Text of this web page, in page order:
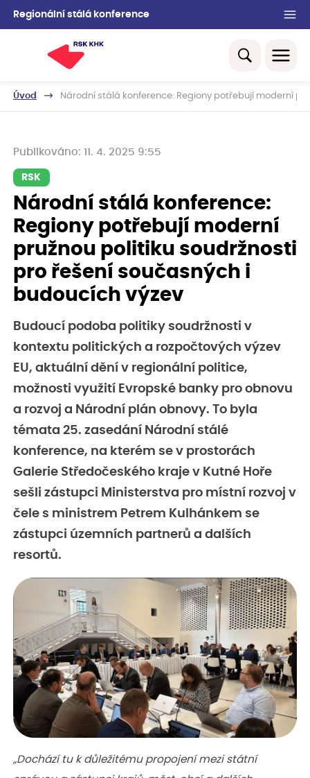
Regionální stálá konference
Úvod Národní stálá konference: Regiony potřebují moderní
Publikováno: 11. 4. 2025 9:55
RSK
Národní stálá konference:
Regiony potřebují moderní
pružnou politiku soudržnosti
pro řešení současných i
budoucích výzev
Budoucí podoba politiky soudržnosti v
kontextu politických a rozpočtových výzev
EU, aktuální dění v regionální politice,
možnosti využití Evropské banky pro obnovu
a rozvoj a Národní plán obnovy. To byla
témata 25. zasedání Národní stálé
konference, na kterém se v prostorách
Galerie Středočeského kraje v Kutné Hoře
sešli zástupci Ministerstva pro místní rozvoj v
čele s ministrem Petrem Kulhánkem se
zástupci územních partnerů a dalších
resortů.
„Dochází tu k důležitému propojení mezi státní